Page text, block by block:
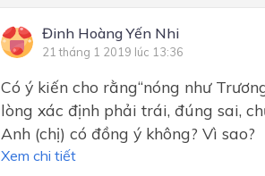
Đinh Hoàng Yến Nhi
21 tháng 1 2019 lúc 13:36
Có ý kiến cho rằng“nóng như
lòng xác định phải trái, đúng sai,
Anh (chị) có đồng ý không? Vì sao?
Xem chi tiết